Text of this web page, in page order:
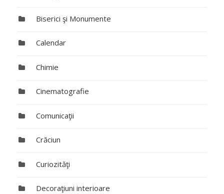
Biserici şi Monumente
Calendar
Chimie
Cinematografie
Comunicaţii
Crăciun
Curiozităţi
Decoraţiuni interioare